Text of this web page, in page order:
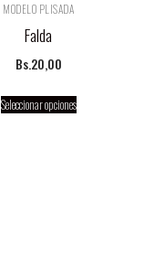
MODELO PLISADA
Falda
Bs.20,00
Seleccionar opciones